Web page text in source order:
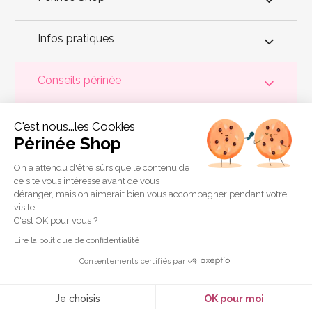
Infos pratiques
Conseils périnée
est précieux ! Il est donc primordial d'entretenir,
de muscler et de rééduquer le plancher pelvienpour éviter les
problèmes d'incontinence
, de pesanteur pelvienne, de manque
de sensations durant les rapports sexuels et de petites
fuites
a sélectionné les meilleures solutions
pour la rééducation périnéale et pour l'auto-traitement de
l'incontinence à domicile :
biofeedback,cônes vaginaux
connectées etaccessoires pour exercices de Kegel.
Copyright 2011 © Périnée Shop
Conditions générales de vente
Mentions légales
C'est nous...les Cookies
Périnée Shop
On a attendu d'être sûrs que le contenu de
ce site vous intéresse avant de vous
déranger, mais on aimerait bien vous accompagner pendant votre
visite...
C'est OK pour vous ?
Lire la politique de confidentialité
Consentements certifiés par
Je choisis OK pour moi